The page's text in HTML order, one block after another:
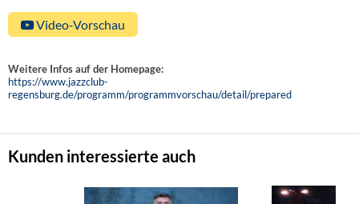
Video-Vorschau
Weitere Infos auf der Homepage:
https://www.jazzclub-
regensburg.de/programm/programmvorschau/detail/prepared
Kunden interessierte auch